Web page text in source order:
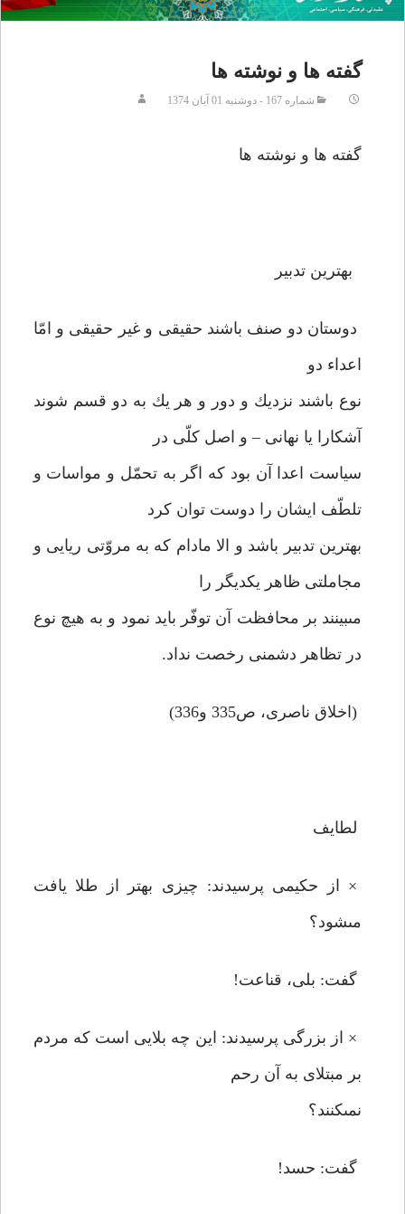
گفته ها و نوشته ها
شماره 167 - دوشنبه 01 آبان 1374
گفته ها و نوشته ها
بهترين تدبير
دوستان دو صنف باشند حقيقى و غير حقيقى و امّا
اعداء دو
نوع باشند نزديك و دور و هر يك به دو قسم شوند
آشكارا يا نهانى – و اصل كلّى در
سياست اعدا آن بود كه اگر به تحمّل و مواسات و
تلطّف ايشان را دوست توان كرد
بهترين تدبير باشد و الا مادام كه به مروّتى ريايى و
مجاملتى ظاهر يكديگر را
مى‏بينند بر محافظت آن توفّر بايد نمود و به هيچ نوع
در تظاهر دشمنى رخصت نداد.
(اخلاق ناصرى، ص335 و336)
لطايف
× از حكيمى پرسيدند: چيزى بهتر از طلا يافت
مى‏شود؟
گفت: بلى، قناعت!
× از بزرگى پرسيدند: اين چه بلايى است كه مردم
بر مبتلاى به آن رحم
نمى‏كنند؟
گفت: حسد!